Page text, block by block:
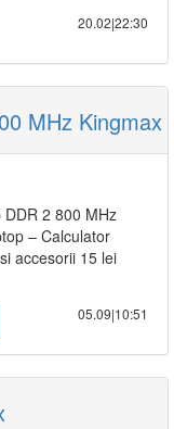
20.02|22:30
MHz Kingmax
2 800 MHz
– Calculator
accesorii 15 lei
05.09|10:51